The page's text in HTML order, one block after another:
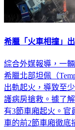
希臘「火車相撞」
綜合外媒報導，一
希臘北部坦佩（
出軌起火，導致至
護病房搶救。據了
有3節車廂起火。官
車的前2節車廂徹底